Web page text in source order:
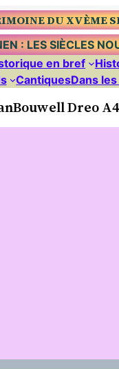
DU XVÈME
: LES SIÈCLES
en bref
CantiquesDans
Dreo A4